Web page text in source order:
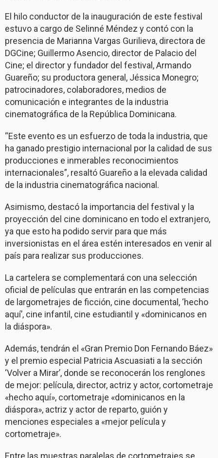
El hilo conductor de la inauguración de este festival
estuvo a cargo de Selinné Méndez y contó con la
presencia de Marianna Vargas Gurilieva, directora de
DGCine; Guillermo Asencio, director de Palacio del
Cine; el director y fundador del festival, Armando
Guareño; su productora general, Jéssica Monegro;
patrocinadores, colaboradores, medios de
comunicación e integrantes de la industria
cinematográfica de la República Dominicana.
“Este evento es un esfuerzo de toda la industria, que
ha ganado prestigio internacional por la calidad de sus
producciones e inmerables reconocimientos
internacionales”, resaltó Guareño a la elevada calidad
de la industria cinematográfica nacional.
Asimismo, destacó la importancia del festival y la
proyección del cine dominicano en todo el extranjero,
ya que esto ha podido servir para que más
inversionistas en el área estén interesados en venir al
país para realizar sus producciones.
La cartelera se complementará con una selección
oficial de películas que entrarán en las competencias
de largometrajes de ficción, cine documental, ‘hecho
aquí’, cine infantil, cine estudiantil y «dominicanos en
la diáspora».
Además, tendrán el «Gran Premio Don Fernando Báez»
y el premio especial Patricia Ascuasiati a la sección
‘Volver a Mirar’, donde se reconocerán los renglones
de mejor: película, director, actriz y actor, cortometraje
«hecho aquí», cortometraje «dominicanos en la
diáspora», actriz y actor de reparto, guión y
menciones especiales a «mejor película y
cortometraje».
Entre las muestras paralelas de cortometrajes se